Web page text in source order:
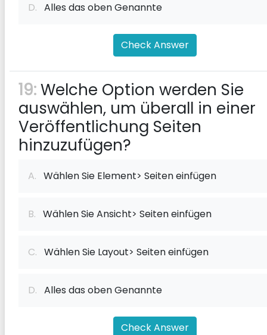
D. Alles das oben Genannte
Check Answer
19:Welche Option werden Sie
auswählen, um überall in einer
Veröffentlichung Seiten
hinzuzufügen?
A. Wählen Sie Element> Seiten einfügen
B. Wählen Sie Ansicht> Seiten einfügen
C. Wählen Sie Layout> Seiten einfügen
D. Alles das oben Genannte
Check Answer